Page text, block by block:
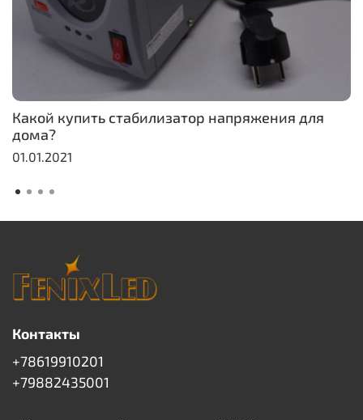
Какой купить стабилизатор напряжения для
дома?
01.01.2021
Контакты
+78619910201
+79882435001